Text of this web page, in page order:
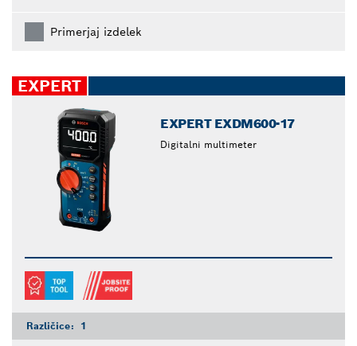
Primerjaj izdelek
EXPERT
EXPERT EXDM600-17
Digitalni multimeter
Različice: 1